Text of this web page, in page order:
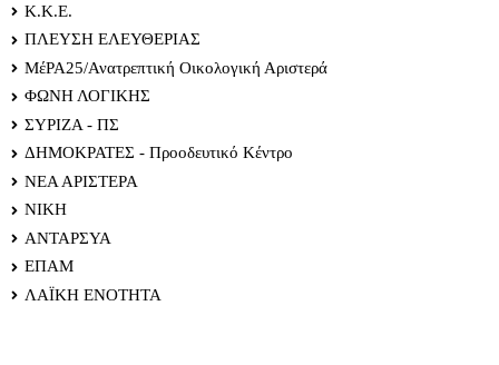
Κ.Κ.Ε.
ΠΛΕΥΣΗ ΕΛΕΥΘΕΡΙΑΣ
ΜέΡΑ25/Ανατρεπτική Οικολογική Αριστερά
ΦΩΝΗ ΛΟΓΙΚΗΣ
ΣΥΡΙΖΑ - ΠΣ
ΔΗΜΟΚΡΑΤΕΣ - Προοδευτικό Κέντρο
ΝΕΑ ΑΡΙΣΤΕΡΑ
ΝΙΚΗ
ΑΝΤΑΡΣΥΑ
ΕΠΑΜ
ΛΑΪΚΗ ΕΝΟΤΗΤΑ